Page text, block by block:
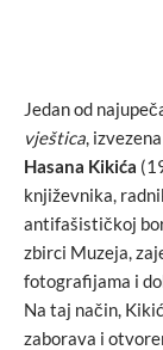
Jedan od
vještica,
Hasana Kikića
književnika,
antifašističkoj
zbirci Muzeja,
fotografijama i
Na taj način,
zaborava i